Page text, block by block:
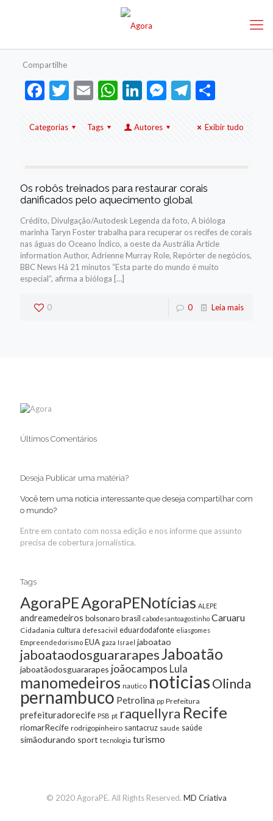
Compartilhe
Facebook
Twitter
EmailWhatsApp
LinkedIn
Messenger
Telegram
Share
Categorias Tags Autores Exibir tudo
Os robôs treinados para restaurar corais
danificados pelo aquecimento global
Crédito, Divulgação/Autodesk Legenda da foto, A bióloga
marinha Taryn Foster trabalha para recuperar os recifes de corais
nas águas do Oceano Índico, a oeste da Austrália Article
information Author, Adrienne Murray Role, Repórter de negócios,
BBC News Há 21 minutos “Esta parte do mundo é muito
especial”, afirma a bióloga […]
0 0 Leia mais
Últimos Comentários
Deseja Publicar uma matéria?
Você tem uma notícia interessante que deseja compartilhar com
o mundo?
Entre em contato com nossa edição e nos informe que assunto
precisa de cobertura jornalística.
Tags
AgoraPEAgoraPENotícias ALEPE
andreamedeiros bolsonarobrasil cabodesantoagostinho Caruaru
Cidadania cultura defesacivil eduardodafonte eliasgomes
Empreendedorismo EUA gaza Israel jaboatao
jaboataodosguararapesJaboatão
jaboatãodosguararapes joãocampos Lula
manomedeiros nautico noticiasOlinda
pernambuco Petrolina pp Prefeitura
prefeituradorecife PSB pt raquellyra Recife
riomarRecife rodrigopinheiro santacruz saude saúde
simãodurando sport tecnologia turismo
© 2020 AgoraPE. All Rights Reserved. MD Criativa